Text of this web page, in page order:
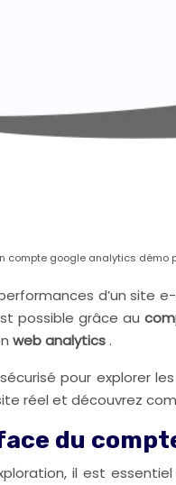
compte google analytics démo
d’un
possible grâce au
web analytics.
pour explorer
réel et découvrez
du
il est